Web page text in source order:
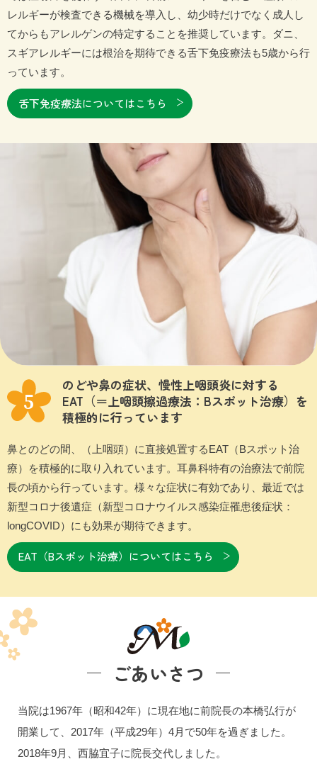
レルギーが検査できる機械を導入し、幼少時だけでなく成人し
てからもアレルゲンの特定することを推奨しています。ダニ、
スギアレルギーには根治を期待できる舌下免疫療法も5歳から行
っています。
舌下免疫療法についてはこちら
のどや鼻の症状、慢性上咽頭炎に対する
EAT（＝上咽頭擦過療法：Bスポット治療）を
積極的に行っています
鼻とのどの間、（上咽頭）に直接処置するEAT（Bスポット治
療）を積極的に取り入れています。耳鼻科特有の治療法で前院
長の頃から行っています。様々な症状に有効であり、最近では
新型コロナ後遺症（新型コロナウイルス感染症罹患後症状：
longCOVID）にも効果が期待できます。
EAT（Bスポット治療）についてはこちら
ごあいさつ
当院は1967年（昭和42年）に現在地に前院長の本橋弘行が
開業して、2017年（平成29年）4月で50年を過ぎました。
2018年9月、西脇宜子に院長交代しました。